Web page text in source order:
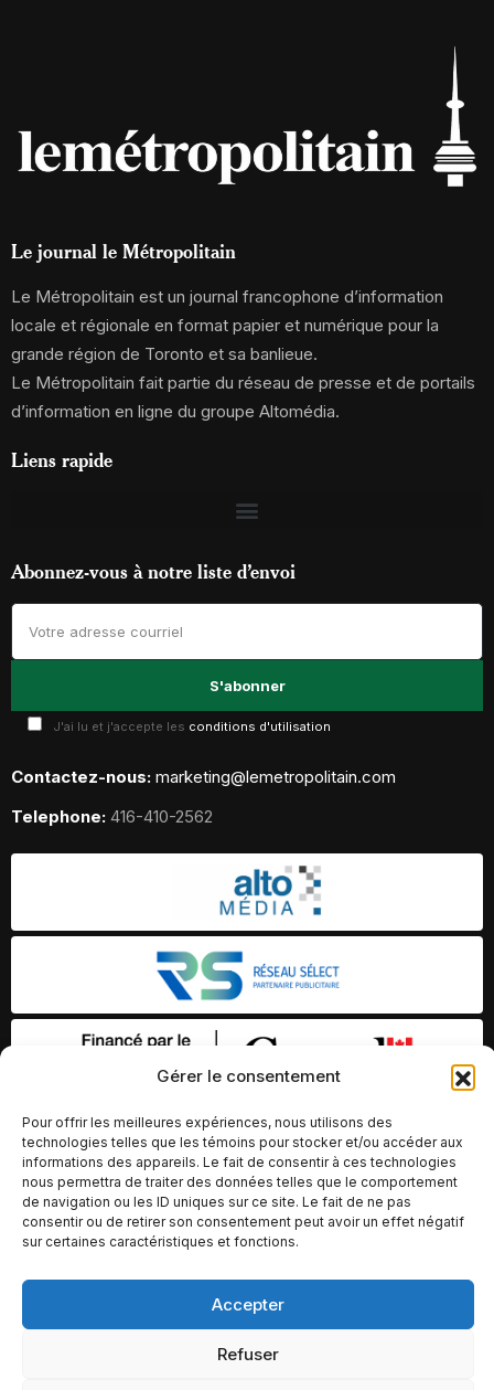
Gérer le consentement
Pour offrir les meilleures expériences, nous utilisons des
technologies telles que les témoins pour stocker et/ou accéder aux
informations des appareils. Le fait de consentir à ces technologies
nous permettra de traiter des données telles que le comportement
de navigation ou les ID uniques sur ce site. Le fait de ne pas
consentir ou de retirer son consentement peut avoir un effet négatif
sur certaines caractéristiques et fonctions.
Accepter
Refuser
Le journal le Métropolitain
Le Métropolitain est un journal francophone d’information
locale et régionale en format papier et numérique pour la
grande région de Toronto et sa banlieue.
Le Métropolitain fait partie du réseau de presse et de portails
d’information en ligne du groupe Altomédia.
Liens rapide
Abonnez-vous à notre liste d’envoi
J'ai lu et j'accepte les conditions d'utilisation
Contactez-nous: marketing@lemetropolitain.com
Telephone: 416-410-2562
© Copyright 2026 – Altomédia Inc |
Ce site internet a été conçu et développé par Chameleon Ideas